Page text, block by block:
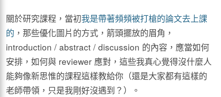
關於研究課程，當初我是帶著頻頻被打槍的論文去上課
的 ，那些優化圖片的方式，箭頭擺放的眉角，
introduction / abstract / discussion 的內容，應當如何
安排，如何與 reviewer 應對，這些我真心覺得沒什麼人
能夠像新思惟的課程這樣教給你（還是大家都有這樣的
老師帶領，只是我剛好沒遇到？）。